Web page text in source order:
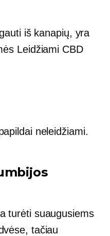
iš kanapių, yra
Leidžiami CBD
neleidžiami.
turėti suaugusiems
tačiau